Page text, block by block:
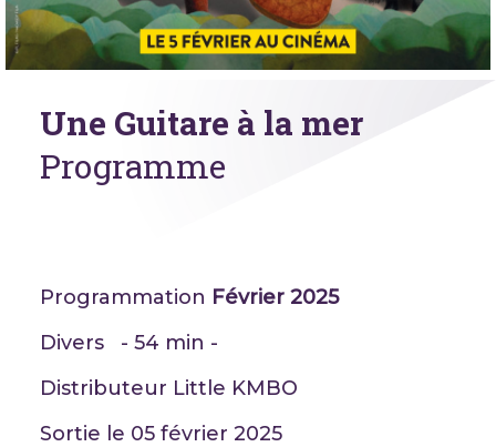
Une Guitare à la mer
Programme
Programmation Février 2025
Divers - 54 min -
Distributeur Little KMBO
Sortie le 05 février 2025